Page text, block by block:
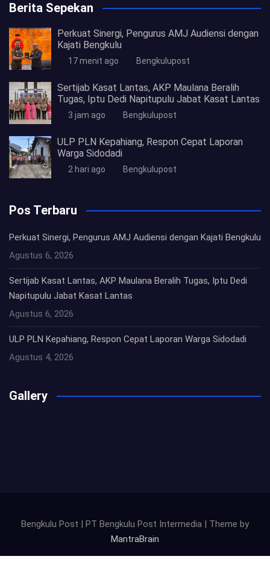
Berita Sepekan
Perkuat Sinergi, Pengurus AMJ Audiensi dengan
Kajati Bengkulu
17 menit ago Bengkulupost
Sertijab Kasat Lantas, AKP Maulana Beralih
Tugas, Iptu Dedi Napitupulu Jabat Kasat Lantas
3 jam ago Bengkulupost
ULP PLN Kepahiang, Respon Cepat Laporan
Warga Sidodadi
2 hari ago Bengkulupost
Pos Terbaru
Perkuat Sinergi, Pengurus AMJ Audiensi dengan Kajati Bengkulu
Agustus 6, 2026
Sertijab Kasat Lantas, AKP Maulana Beralih Tugas, Iptu Dedi
Napitupulu Jabat Kasat Lantas
Agustus 6, 2026
ULP PLN Kepahiang, Respon Cepat Laporan Warga Sidodadi
Agustus 4, 2026
Gallery
Bengkulu Post | PT Bengkulu Post Intermedia | Theme by
MantraBrain